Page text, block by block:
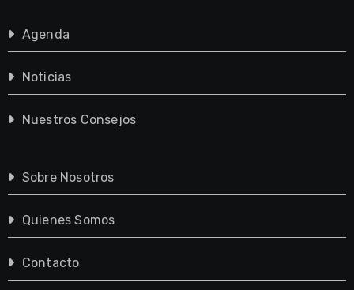
Agenda
Noticias
Nuestros Consejos
Sobre Nosotros
Quienes Somos
Contacto